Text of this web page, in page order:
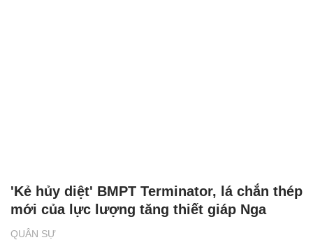
QUÂN SỰ
'Kẻ hủy diệt' BMPT Terminator, lá chắn thép
mới của lực lượng tăng thiết giáp Nga